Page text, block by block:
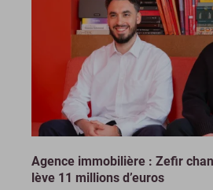
Agence immobilière : Zefir
lève 11 millions d’euros